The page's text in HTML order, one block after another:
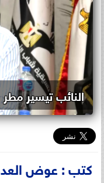
النائب تيسير مطر
كتب : عوض